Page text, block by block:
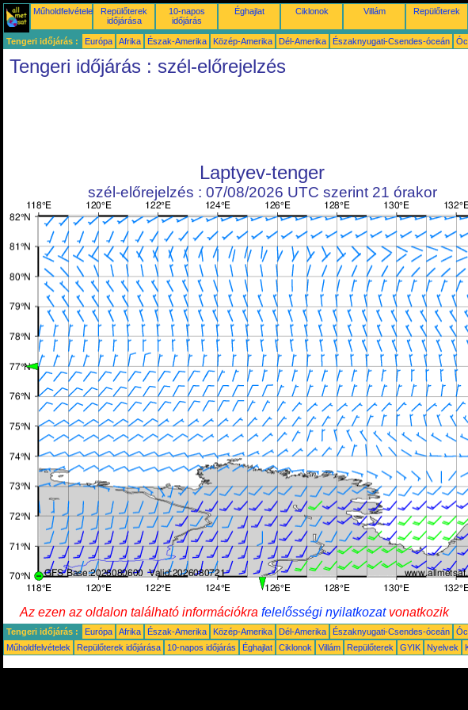
Műholdfelvételek
Repülőterek
időjárása
10-napos
időjárás
Éghajlat Ciklonok Villám Repülőterek
Tengeri időjárás : Európa Afrika Észak-Amerika Közép-Amerika Dél-Amerika Északnyugati-Csendes-óceán
Tengeri időjárás : szél-előrejelzés
Laptyev-tenger
szél-előrejelzés : 07/08/2026 UTC szerint 21 órakor
Az ezen az oldalon található információkra felelősségi nyilatkozatvonatkozik
Tengeri időjárás : Európa Afrika Észak-Amerika Közép-Amerika Dél-Amerika Északnyugati-Csendes-óceán
Műholdfelvételek
Repülőterek időjárása 10-napos időjárás Éghajlat Ciklonok Villám Repülőterek GYIK Nyelvek